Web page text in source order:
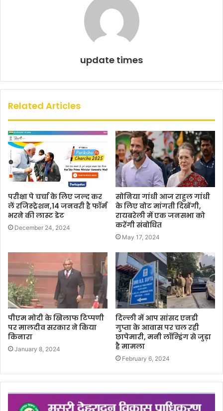
update times
Related Articles
परीक्षा पे चर्चा के लिए जल्द कर
लें रजिस्ट्रेशन,14 जनवरी है फॉर्म
भरने की लास्ट डेट
December 24, 2024
सोनिया गांधी आज राहुल गांधी
के लिए वोट मांगती दिखेंगी,
रायबरेली में एक जनसभा को
करेंगी संबोधित
May 17, 2024
पीएम मोदी के खिलाफ टिप्पणी
पर मालदीव सरकार ने किया
किनारा
January 8, 2024
दिल्ली में आप सांसद एनडी
गुप्ता के आवास पर चल रही
छापेमारी, मनी लॉन्ड्रिंग से जुड़ा
है मामला
February 6, 2024